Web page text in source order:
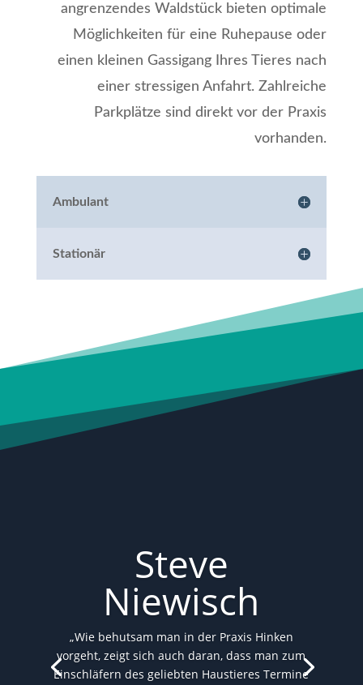
angrenzendes Waldstück bieten optimale
Möglichkeiten für eine Ruhepause oder
einen kleinen Gassigang Ihres Tieres nach
einer stressigen Anfahrt. Zahlreiche
Parkplätze sind direkt vor der Praxis
vorhanden.
Ambulant
Stationär
Steve
Niewisch
„Wie behutsam man in der Praxis Hinken
vorgeht, zeigt sich auch daran, dass man zum
Einschläfern des geliebten Haustieres Termine
„Ich lege besonders viel Wert auf
Zuverlässigkeit und eine Behandlung im
Interesse des Tieres. Seit Jack 2016 etwas mit